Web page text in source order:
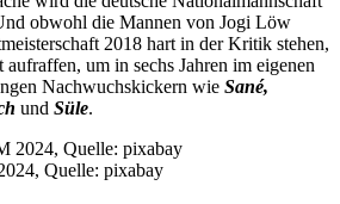
obwohl die Mannen von Jogi Löw
2018 hart in der Kritik stehen,
um in sechs Jahren im eigenen
Nachwuchskickern wie Sané,
und Süle.
Quelle: pixabay